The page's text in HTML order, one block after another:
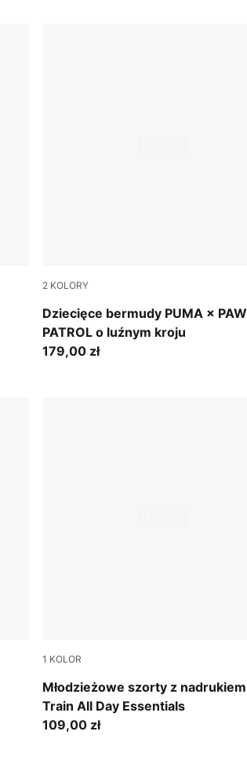
2 KOLORY
Dziecięce bermudy PUMA × PAW
PATROL o luźnym kroju
Vibrant Green
179,00 zł
1 KOLOR
Młodzieżowe szorty z nadrukiem
Train All Day Essentials
Puma Black
109,00 zł